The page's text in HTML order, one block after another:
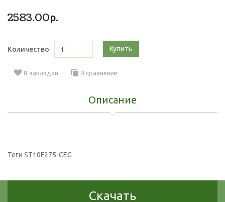
2583.00р.
Количество Купить
В закладки В сравнение
Описание
Теги ST10F275-CEG
Скачать